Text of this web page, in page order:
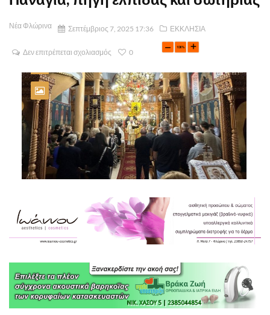
Νέα Φλώρινα Σεπτέμβριος 7, 2025 17:36 ΕΚΚΛΗΣΙΑ
Δεν επιτρέπεται σχολιασμός 0